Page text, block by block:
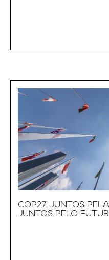
COP27: JUNTOS
JUNTOS PELO